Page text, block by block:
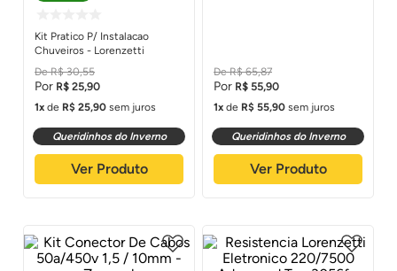
Kit Pratico P/ Instalacao
Chuveiros - Lorenzetti
R$ 30,55
R$ 25,90
1
de R$ 25,90 sem juros
Queridinhos do Inverno
Ver Produto
R$ 65,87
R$ 55,90
1
de R$ 55,90 sem juros
Queridinhos do Inverno
Ver Produto